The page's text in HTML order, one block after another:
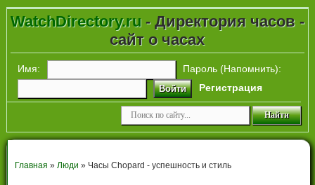
WatchDirectory.ru- Директория часов -
сайт о часах
Имя: Пароль (Напомнить):
Войти Регистрация
Главная » Люди » Часы Chopard - успешность и стиль